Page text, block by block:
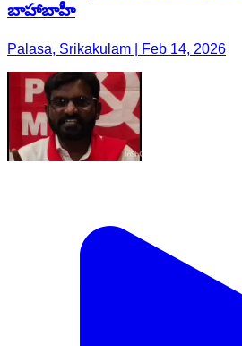
బాహాబాహీ
Palasa, Srikakulam | Feb 14, 2026